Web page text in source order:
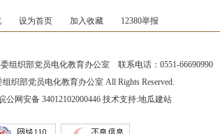
设为首页 加入收藏 12380举报
组织部党员电化教育办公室 联系电话：0551-66690990
织部党员电化教育办公室 All Rights Reserved.
公网安备 34012102000446 技术支持:地瓜建站